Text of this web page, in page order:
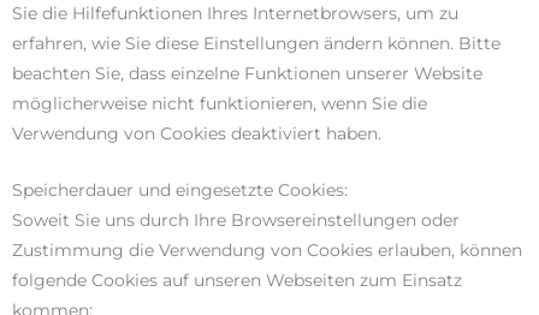
Sie die Hilfefunktionen Ihres Internetbrowsers, um zu
erfahren, wie Sie diese Einstellungen ändern können. Bitte
beachten Sie, dass einzelne Funktionen unserer Website
möglicherweise nicht funktionieren, wenn Sie die
Verwendung von Cookies deaktiviert haben.
Speicherdauer und eingesetzte Cookies:
Soweit Sie uns durch Ihre Browsereinstellungen oder
Zustimmung die Verwendung von Cookies erlauben, können
folgende Cookies auf unseren Webseiten zum Einsatz
kommen: